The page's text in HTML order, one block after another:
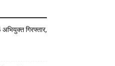
गिरफ्तार,